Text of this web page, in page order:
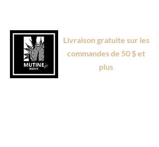
Livraison gratuite sur les
commandes de 50 $ et
plus